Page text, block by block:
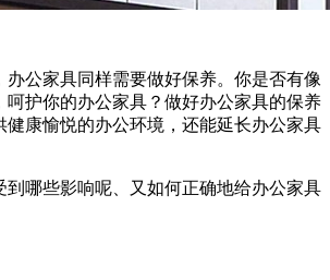
办公家具同样需要做好保养。你是否有像
呵护你的办公家具？做好办公家具的保养
健康愉悦的办公环境，还能延长办公家具
到哪些影响呢、又如何正确地给办公家具